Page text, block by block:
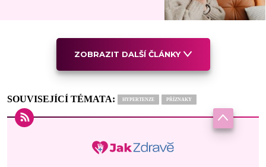
ZOBRAZIT DALŠÍ ČLÁNKY
SOUVISEJÍCÍ TÉMATA: HYPERTENZE PŘÍZNAKY